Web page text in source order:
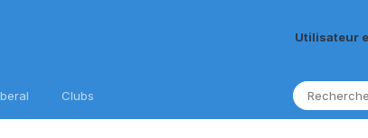
Utilisateur
Clubs